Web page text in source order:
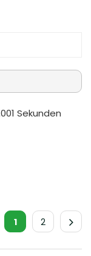
Sekunden
1 2